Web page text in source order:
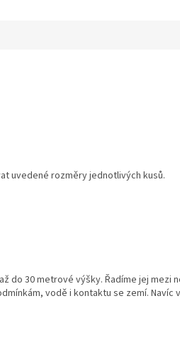
uvedené rozměry jednotlivých kusů.
do 30 metrové výšky. Řadíme jej mezi
vodě i kontaktu se zemí. Navíc